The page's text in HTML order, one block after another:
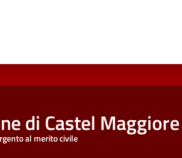
di Castel Maggiore
al merito civile